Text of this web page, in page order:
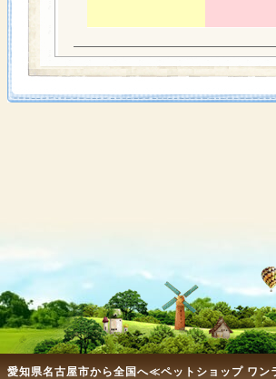
愛知県名古屋市から全国へ≪ペットショップ ワ